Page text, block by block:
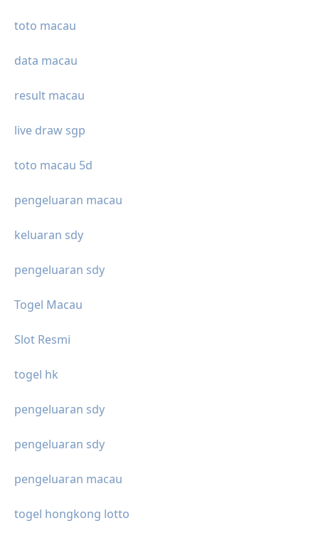
toto macau
data macau
result macau
live draw sgp
toto macau 5d
pengeluaran macau
keluaran sdy
pengeluaran sdy
Togel Macau
Slot Resmi
togel hk
pengeluaran sdy
pengeluaran sdy
pengeluaran macau
togel hongkong lotto